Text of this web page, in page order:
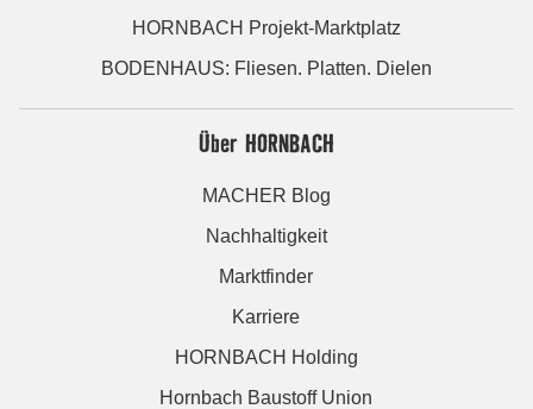
HORNBACH Projekt-Marktplatz
BODENHAUS: Fliesen. Platten. Dielen
Über HORNBACH
MACHER Blog
Nachhaltigkeit
Marktfinder
Karriere
HORNBACH Holding
Hornbach Baustoff Union